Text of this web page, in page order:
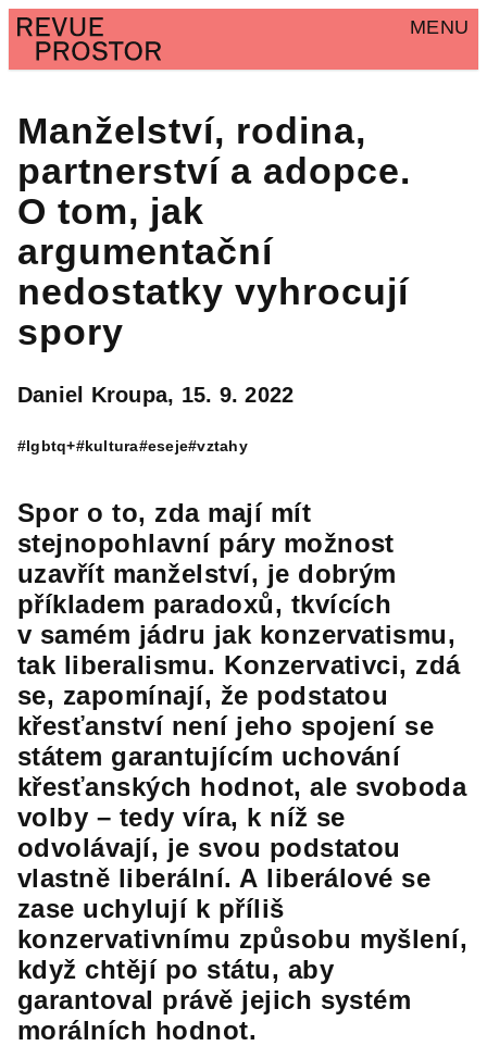
MENU
Manželství, rodina,
partnerství a adopce.
O tom, jak
argumentační
nedostatky vyhrocují
spory
Daniel Kroupa, 15. 9. 2022
#lgbtq+#kultura#eseje#vztahy
Spor o to, zda mají mít
stejnopohlavní páry možnost
uzavřít manželství, je dobrým
příkladem paradoxů, tkvících
v samém jádru jak konzervatismu,
tak liberalismu. Konzervativci, zdá
se, zapomínají, že podstatou
křesťanství není jeho spojení se
státem garantujícím uchování
křesťanských hodnot, ale svoboda
volby – tedy víra, k níž se
odvolávají, je svou podstatou
vlastně liberální. A liberálové se
zase uchylují k příliš
konzervativnímu způsobu myšlení,
když chtějí po státu, aby
garantoval právě jejich systém
morálních hodnot.